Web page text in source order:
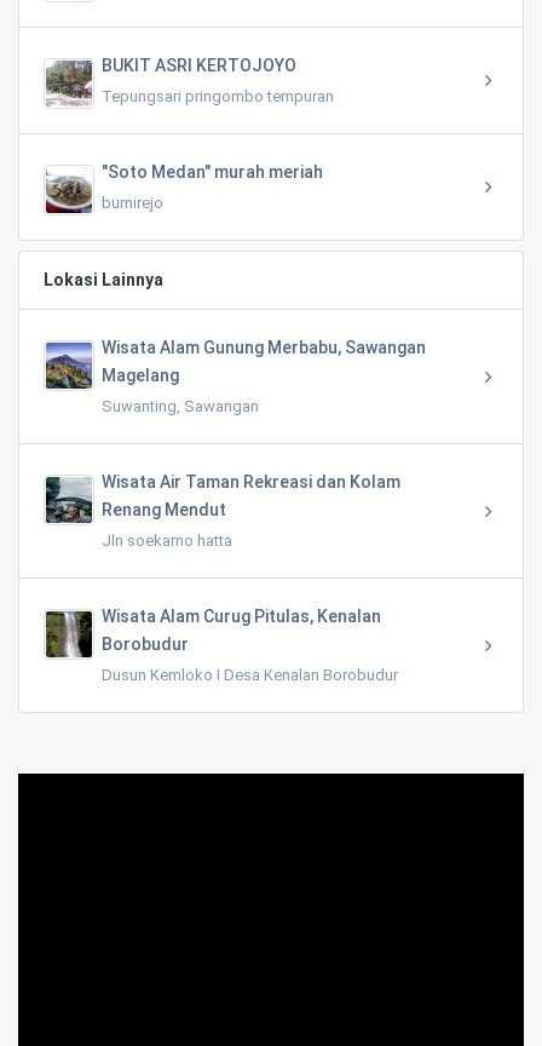
BUKIT ASRI KERTOJOYO
Tepungsari pringombo tempuran
"Soto Medan" murah meriah
bumirejo
Lokasi Lainnya
Wisata Alam Gunung Merbabu, Sawangan
Magelang
Suwanting, Sawangan
Wisata Air Taman Rekreasi dan Kolam
Renang Mendut
Jln soekarno hatta
Wisata Alam Curug Pitulas, Kenalan
Borobudur
Dusun Kemloko I Desa Kenalan Borobudur